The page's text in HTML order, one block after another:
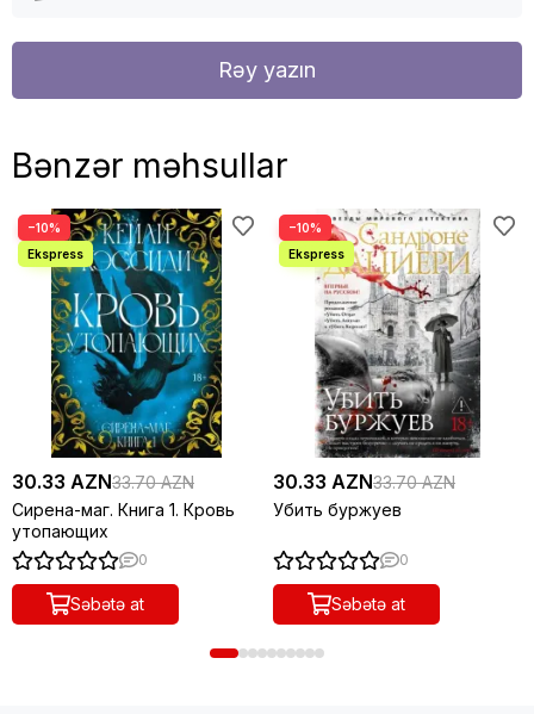
Rəy yazın
Bənzər məhsullar
−10%
30.33 AZN33.70 AZN
Сирена-маг. Книга 1. Кровь
утопающих
0
Səbətə at
−10%
30.33 AZN33.70 AZN
Убить буржуев
0
Səbətə at